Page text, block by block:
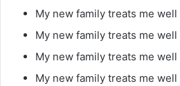
My new family treats me well
My new family treats me well
My new family treats me well
My new family treats me well